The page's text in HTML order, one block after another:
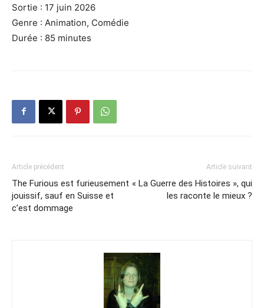
Sortie : 17 juin 2026
Genre : Animation, Comédie
Durée : 85 minutes
Article précédent
The Furious est furieusement
jouissif, sauf en Suisse et
c’est dommage
Article suivant
« La Guerre des Histoires », qui
les raconte le mieux ?